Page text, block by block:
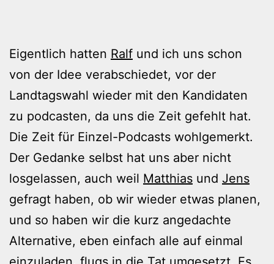
Eigentlich hatten Ralf und ich uns schon
von der Idee verabschiedet, vor der
Landtagswahl wieder mit den Kandidaten
zu podcasten, da uns die Zeit gefehlt hat.
Die Zeit für Einzel-Podcasts wohlgemerkt.
Der Gedanke selbst hat uns aber nicht
losgelassen, auch weil Matthias und Jens
gefragt haben, ob wir wieder etwas planen,
und so haben wir die kurz angedachte
Alternative, eben einfach alle auf einmal